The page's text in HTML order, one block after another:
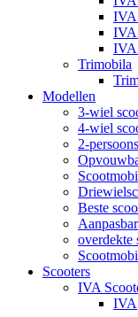
IVA
IVA
IVA
Trimobila
Modellen
3-wiel
4-wiel
2-
Beste
overdekte
Scooters
IVA
IVA